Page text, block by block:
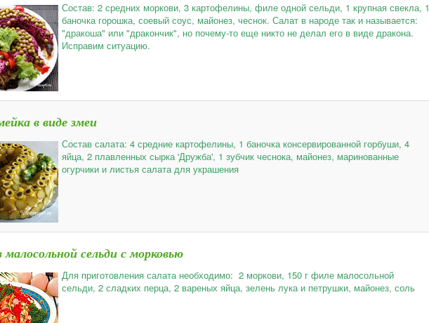
Состав: 2 средних моркови, 3 картофелины, филе одной сельди, 1 крупная свекла, 1
баночка горошка, соевый соус, майонез, чеснок. Салат в народе так и называется:
"дракоша" или "дракончик", но почему-то еще никто не делал его в виде дракона.
Исправим ситуацию.
в виде змеи
Состав салата: 4 средние картофелины, 1 баночка консервированной горбуши, 4
яйца, 2 плавленных сырка 'Дружба', 1 зубчик чеснока, майонез, маринованные
огурчики и листья салата для украшения
сельди с морковью
Для приготовления салата необходимо: 2 моркови, 150 г филе малосольной
сельди, 2 сладких перца, 2 вареных яйца, зелень лука и петрушки, майонез, соль